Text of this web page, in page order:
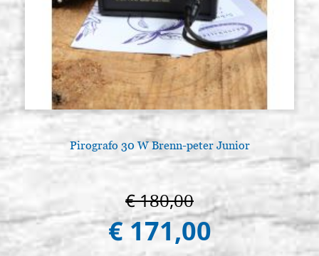
Pirografo 30 W Brenn-peter Junior
€ 180,00
€ 171,00